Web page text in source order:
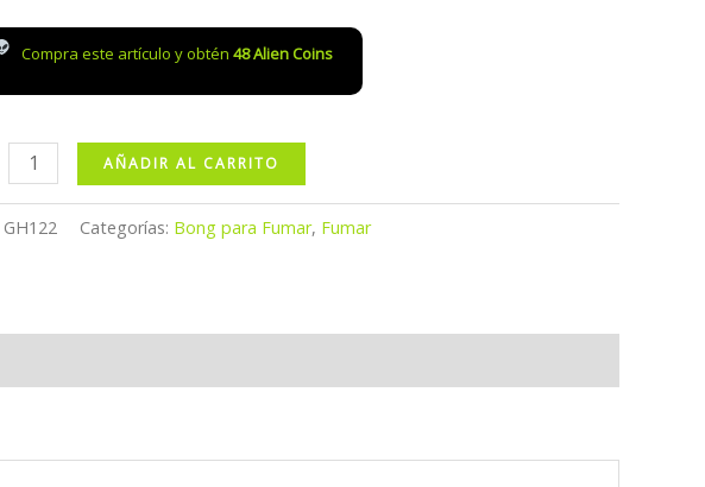
Compra este artículo y obtén 48Alien Coins
AÑADIR AL CARRITO
GH122 Categorías: Bong para Fumar, Fumar